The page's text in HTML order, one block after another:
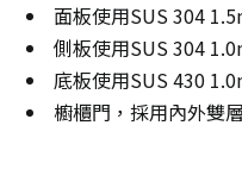
面板使用SUS 304
側板使用SUS 304
底板使用SUS 430
櫥櫃門，採用內外雙